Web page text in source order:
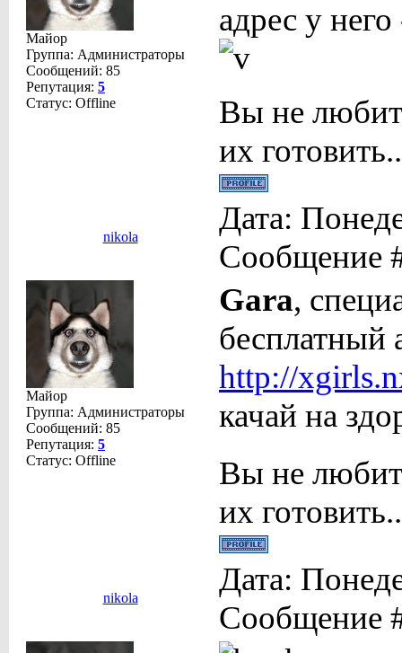
Майор
Группа: Администраторы
Сообщений: 85
Репутация: 5
Статус: Offline
адрес у
Вы не
их готовить..
nikola
Дата:
Сообщение
Майор
Группа: Администраторы
Сообщений: 85
Репутация: 5
Статус: Offline
Gara,
бесплатный
http://
качай на
Вы не
их готовить..
nikola
Дата:
Сообщение